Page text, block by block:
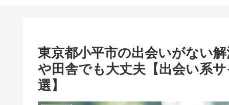
東京都小平市の出会いがない
や田舎でも大丈夫【出会い系
選】